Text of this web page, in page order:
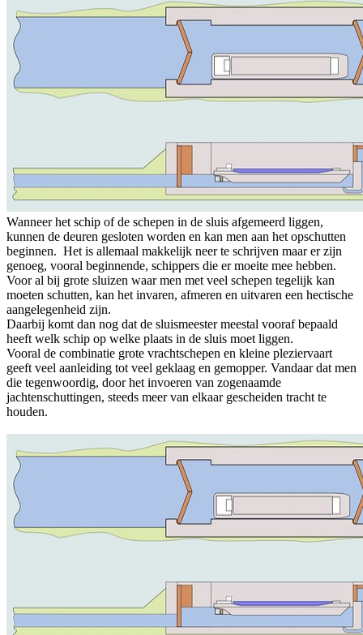
Wanneer het schip of de schepen in de sluis afgemeerd liggen,
kunnen de deuren gesloten worden en kan men aan het opschutten
beginnen. Het is allemaal makkelijk neer te schrijven maar er zijn
genoeg, vooral beginnende, schippers die er moeite mee hebben.
Voor al bij grote sluizen waar men met veel schepen tegelijk kan
moeten schutten, kan het invaren, afmeren en uitvaren een hectische
aangelegenheid zijn.
Daarbij komt dan nog dat de sluismeester meestal vooraf bepaald
heeft welk schip op welke plaats in de sluis moet liggen.
Vooral de combinatie grote vrachtschepen en kleine pleziervaart
geeft veel aanleiding tot veel geklaag en gemopper. Vandaar dat men
die tegenwoordig, door het invoeren van zogenaamde
jachtenschuttingen, steeds meer van elkaar gescheiden tracht te
houden.